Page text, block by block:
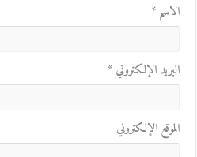
الاسم*
البريد الإلكتروني*
الموقع الإلكتروني